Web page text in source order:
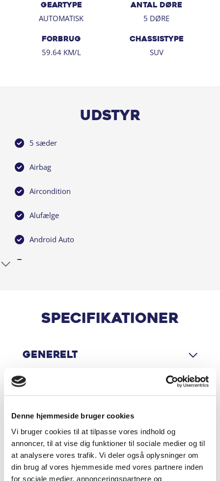
Denne hjemmeside bruger cookies
Vi bruger cookies til at tilpasse vores indhold og
annoncer, til at vise dig funktioner til sociale medier og til
at analysere vores trafik. Vi deler også oplysninger om
din brug af vores hjemmeside med vores partnere inden
for sociale medier, annonceringspartnere og
- Mørktonede ruder bag
- Varmepumpe
GEARTYPE
AUTOMATISK
ANTAL DØRE
5 DØRE
FORBRUG
59.64 KM/L
CHASSISTYPE
SUV
Udstyr
5 sæder
Airbag
Aircondition
Alufælge
Android Auto
Automatgear
Bakkamera
Digital instrumentering
El-spejle
Specifikationer
Generelt
Motor & Ydelse
Økonomi